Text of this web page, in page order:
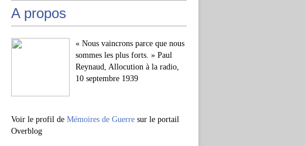
A propos
« Nous vaincrons parce que nous
sommes les plus forts. » Paul
Reynaud, Allocution à la radio,
10 septembre 1939
Voir le profil de Mémoires de Guerre sur le portail
Overblog